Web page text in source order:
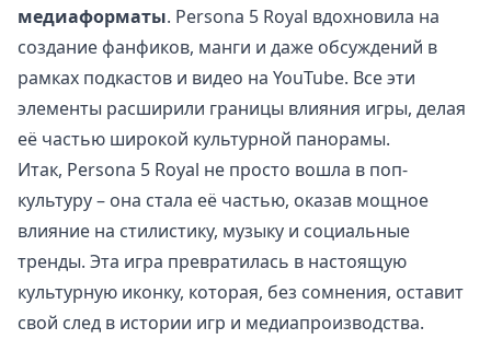
медиаформаты. Persona 5 Royal вдохновила на
создание фанфиков, манги и даже обсуждений в
рамках подкастов и видео на YouTube. Все эти
элементы расширили границы влияния игры, делая
её частью широкой культурной панорамы.
Итак, Persona 5 Royal не просто вошла в поп-
культуру – она стала её частью, оказав мощное
влияние на стилистику, музыку и социальные
тренды. Эта игра превратилась в настоящую
культурную иконку, которая, без сомнения, оставит
свой след в истории игр и медиапроизводства.